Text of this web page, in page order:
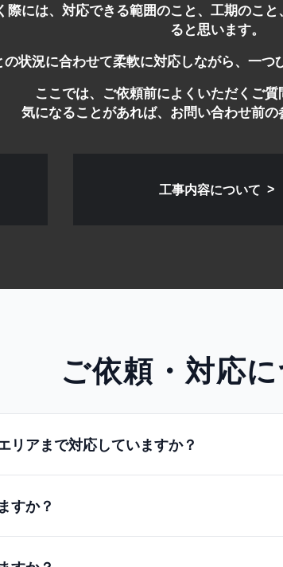
には、対応できる範囲のこと、工期のこ
ると思います。
状況に合わせて柔軟に対応しながら、一つ
ここでは、ご依頼前によくいただくご質
気になることがあれば、お問い合わせ前の
工事内容について
ご依頼・対応
リアまで対応していますか？
すか？